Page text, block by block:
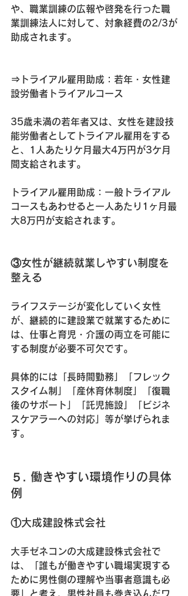
や、職業訓練の広報や啓発を行った職
業訓練法人に対して、対象経費の2/3が
助成されます。
⇒トライアル雇用助成：若年・女性建
設労働者トライアルコース
35歳未満の若年者又は、女性を建設技
能労働者としてトライアル雇用をする
と、1人あたりケ月最大4万円が3ケ月
間支給されます。
トライアル雇用助成：一般トライアル
コースもあわせると一人あたり1ヶ月最
大8万円が支給されます。
③女性が継続就業しやすい制度を
整える
ライフステージが変化していく女性
が、継続的に建設業で就業するために
は、仕事と育児・介護の両立を可能に
する制度が必要不可欠です。
具体的には「長時間勤務」「フレック
スタイム制」「産休育休制度」「復職
後のサポート」「託児施設」「ビジネ
スケアラーへの対応」等が挙げられま
す。
５. 働きやすい環境作りの具体
例
①大成建設株式会社
大手ゼネコンの大成建設株式会社で
は、「誰もが働きやすい職場実現する
ために男性側の理解や当事者意識も必
要」と考え、男性社員も巻き込んだワ